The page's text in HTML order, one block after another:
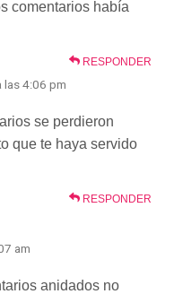
comentarios había
RESPONDER
las 4:06 pm
se perdieron
que te haya servido
RESPONDER
am
anidados no